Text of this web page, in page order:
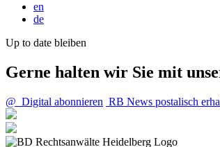
en
de
Up to date bleiben
Gerne halten wir Sie mit
@ Digital abonnieren RB News postalisch